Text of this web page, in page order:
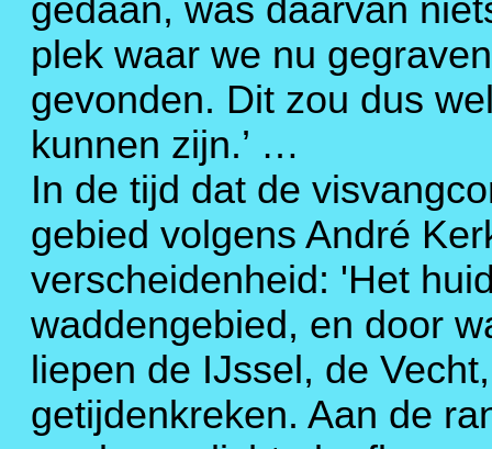
gedaan, was daarvan
plek waar we nu
gevonden. Dit zou dus
kunnen zijn.’ …
In de tijd dat de
gebied volgens André
verscheidenheid: 'Het
waddengebied, en door
liepen de IJssel, de
getijdenkreken. Aan de